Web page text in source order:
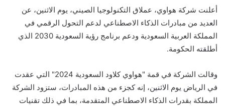
أعلنت شركة هواوي، عملاق التكنولوجيا الصيني، يوم الاثنين، عن
العديد من مبادرات الذكاء الاصطناعي لدعم التحول الرقمي في
المملكة العربية السعودية ودعم برنامج رؤية السعودية 2030 الذي
أطلقته الحكومة.
وقالت الشركة في قمة "هواوي كلاود السعودية 2024" التي عقدت
في الرياض يوم الاثنين، إنه كجزء من هذه المبادرات، ستزود الشركة
المملكة بقدرات الذكاء الاصطناعي المتقدمة، بما في ذلك تقنيات